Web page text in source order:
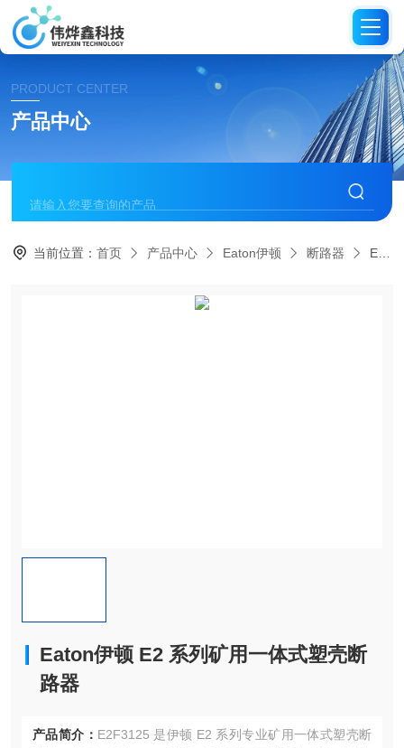
PRODUCT CENTER
产品中心
当前位置：首页 产品中心 Eaton伊顿 断路器 E2F3125Eaton伊顿 E2 系列矿用一体式塑壳断路器
Eaton伊顿 E2 系列矿用一体式塑壳断
路器
产品简介： E2F3125 是伊顿 E2 系列专业矿用一体式塑壳断